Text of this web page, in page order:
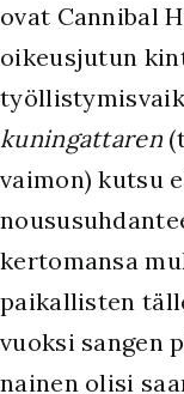
ovat Cannibal
oikeusjutun
kuningattaren
vaimon) kutsu
kertomansa
paikallisten
vuoksi sangen
nainen olisi